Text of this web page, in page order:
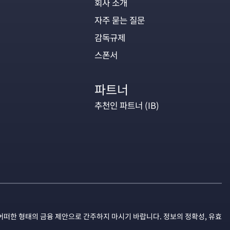
회사 소개
자주 묻는 질문
감독규제
스폰서
파트너
추천인 파트너 (IB)
한 형태의 금융 제안으로 간주하지 마시기 바랍니다. 정보의 정확성, 유효